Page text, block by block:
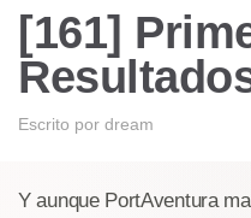
[161]
Escrito por dream
Y aunque PortAventura